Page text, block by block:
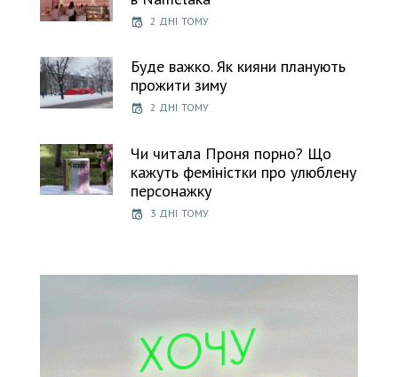
2 ДНІ ТОМУ
Буде важко. Як кияни планують
прожити зиму
2 ДНІ ТОМУ
Чи читала Проня порно? Що
кажуть феміністки про улюблену
персонажку
3 ДНІ ТОМУ